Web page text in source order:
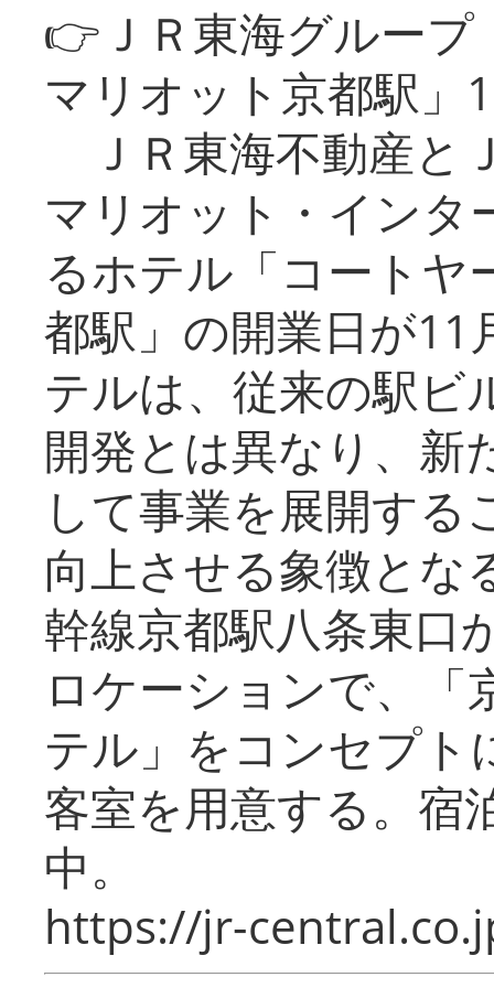
👉ＪＲ東海グルー
マリオット京都駅」
ＪＲ東海不動産と
マリオット・インタ
るホテル「コートヤ
都駅」の開業日が11
テルは、従来の駅ビ
開発とは異なり、新
して事業を展開する
向上させる象徴とな
幹線京都駅八条東口
ロケーションで、「
テル」をコンセプト
客室を用意する。宿
中。
https://jr-